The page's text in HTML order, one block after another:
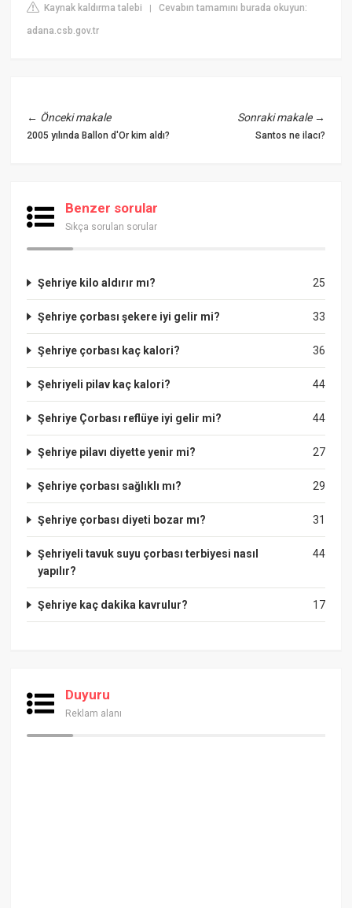
Kaynak kaldırma talebi |Cevabın tamamını burada okuyun:
adana.csb.gov.tr
← Önceki makale
2005 yılında Ballon d'Or kim aldı?
Sonraki makale→
Santos ne ilacı?
Benzer sorular
Sıkça sorulan sorular
25
Şehriye kilo aldırır mı?
33
Şehriye çorbası şekere iyi gelir mi?
36
Şehriye çorbası kaç kalori?
44
Şehriyeli pilav kaç kalori?
44
Şehriye Çorbası reflüye iyi gelir mi?
27
Şehriye pilavı diyette yenir mi?
29
Şehriye çorbası sağlıklı mı?
31
Şehriye çorbası diyeti bozar mı?
44
Şehriyeli tavuk suyu çorbası terbiyesi nasıl
yapılır?
17
Şehriye kaç dakika kavrulur?
Duyuru
Reklam alanı